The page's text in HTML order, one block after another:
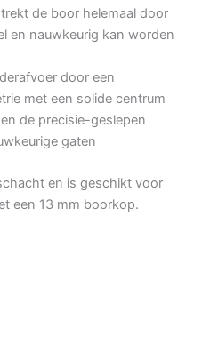
de boor helemaal door
en nauwkeurig kan worden
door een
met een solide centrum
de precisie-geslepen
gaten
en is geschikt voor
een 13 mm boorkop.